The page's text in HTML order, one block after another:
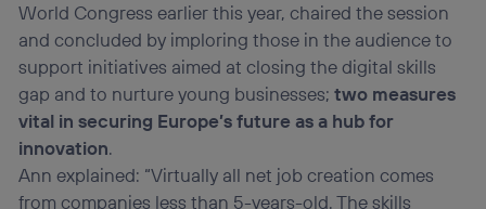
World Congress earlier this year, chaired the session
and concluded by imploring those in the audience to
support initiatives aimed at closing the digital skills
gap and to nurture young businesses;two measures
vital in securing Europe’s future as a hub for
innovation.
Ann explained: “Virtually all net job creation comes
from companies less than 5-years-old. The skills